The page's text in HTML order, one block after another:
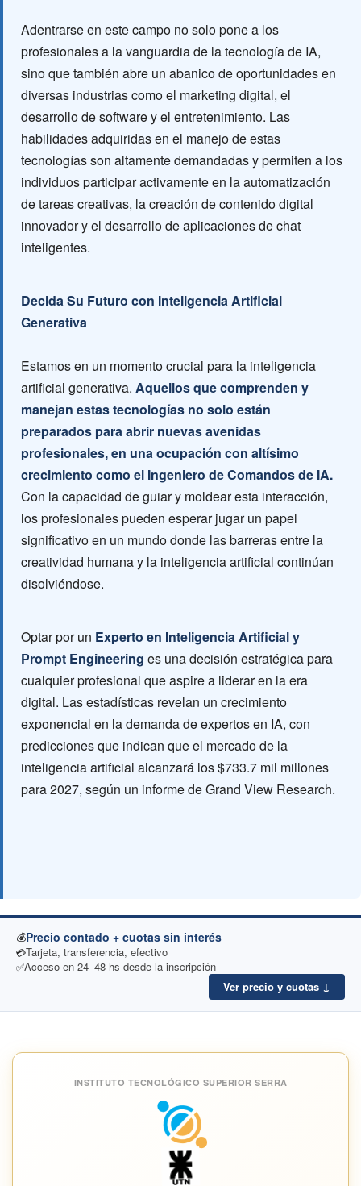
Adentrarse en este campo no solo pone a los
profesionales a la vanguardia de la tecnología de IA,
sino que también abre un abanico de oportunidades en
diversas industrias como el marketing digital, el
desarrollo de software y el entretenimiento. Las
habilidades adquiridas en el manejo de estas
tecnologías son altamente demandadas y permiten a los
individuos participar activamente en la automatización
de tareas creativas, la creación de contenido digital
innovador y el desarrollo de aplicaciones de chat
inteligentes.
Decida Su Futuro con Inteligencia Artificial
Generativa
Estamos en un momento crucial para la inteligencia
artificial generativa. Aquellos que comprenden y
manejan estas tecnologías no solo están
preparados para abrir nuevas avenidas
profesionales, en una ocupación con altísimo
crecimiento como el Ingeniero de Comandos de IA.
Con la capacidad de guiar y moldear esta interacción,
los profesionales pueden esperar jugar un papel
significativo en un mundo donde las barreras entre la
creatividad humana y la inteligencia artificial continúan
disolviéndose.
Optar por un Experto en Inteligencia Artificial y
Prompt Engineering es una decisión estratégica para
cualquier profesional que aspire a liderar en la era
digital. Las estadísticas revelan un crecimiento
exponencial en la demanda de expertos en IA, con
predicciones que indican que el mercado de la
inteligencia artificial alcanzará los $733.7 mil millones
para 2027, según un informe de Grand View Research.
💰Precio contado + cuotas sin interés
💳Tarjeta, transferencia, efectivo
✅Acceso en 24–48 hs desde la inscripción
Ver precio y cuotas ↓
INSTITUTO TECNOLÓGICO SUPERIOR SERRA